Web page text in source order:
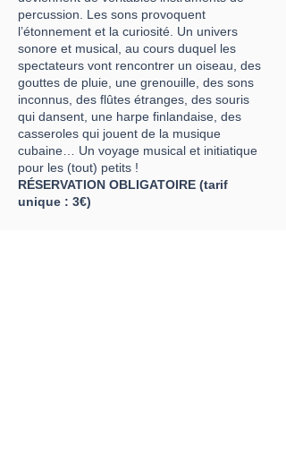
percussion. Les sons provoquent
l’étonnement et la curiosité. Un univers
sonore et musical, au cours duquel les
spectateurs vont rencontrer un oiseau, des
gouttes de pluie, une grenouille, des sons
inconnus, des flûtes étranges, des souris
qui dansent, une harpe finlandaise, des
casseroles qui jouent de la musique
cubaine… Un voyage musical et initiatique
pour les (tout) petits !
RÉSERVATION OBLIGATOIRE (tarif
unique : 3€)